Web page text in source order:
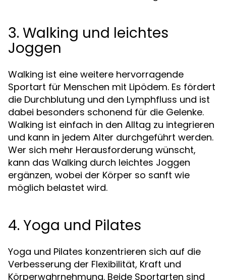
3. Walking und leichtes
Joggen
Walking ist eine weitere hervorragende
Sportart für Menschen mit Lipödem. Es fördert
die Durchblutung und den Lymphfluss und ist
dabei besonders schonend für die Gelenke.
Walking ist einfach in den Alltag zu integrieren
und kann in jedem Alter durchgeführt werden.
Wer sich mehr Herausforderung wünscht,
kann das Walking durch leichtes Joggen
ergänzen, wobei der Körper so sanft wie
möglich belastet wird.
4. Yoga und Pilates
Yoga und Pilates konzentrieren sich auf die
Verbesserung der Flexibilität, Kraft und
Körperwahrnehmung. Beide Sportarten sind